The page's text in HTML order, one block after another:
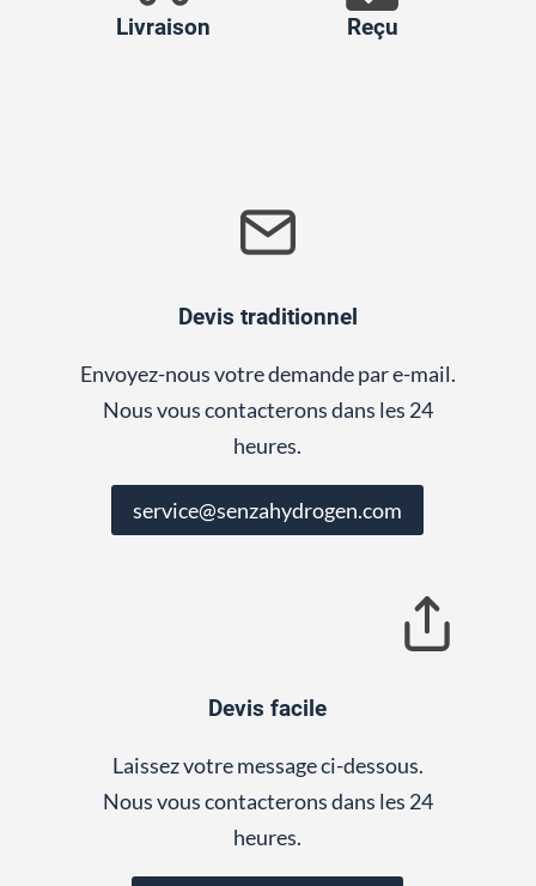
Livraison Reçu
Devis traditionnel
Envoyez-nous votre demande par e-mail.
Nous vous contacterons dans les 24
heures.
service@senzahydrogen.com
Devis facile
Laissez votre message ci-dessous.
Nous vous contacterons dans les 24
heures.